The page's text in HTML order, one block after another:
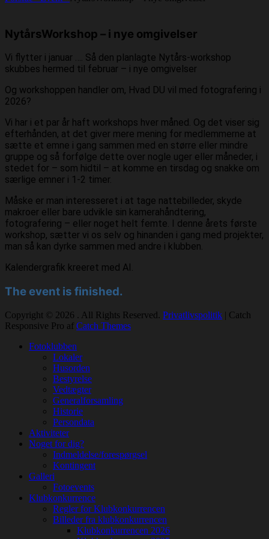
NytårsWorkshop – i nye omgivelser
Vi flytter i januar …. Så den planlagte Nytårs-workshop
skubbes hermed til februar – i nye omgivelser
Og workshoppen handler om, Hvad DU vil med fotografering i
2026?
Vi har i et par år haft workshops hver måned. Og det viser sig
efterhånden, at det giver mere mening for medlemmerne at
sætte et emne i gang sammen med en større eller mindre
gruppe og så forfølge dette over nogle uger eller måneder, i
stedet for – som hidtil – at komme en tirsdag og snakke om
særlige emner i 1-2 timer.
Måske er man interesseret i at tage nattebilleder, skyde
makroer eller bare udvikle sin kamerahåndtering,
fotografering – eller noget helt femte. I denne årets første
workshop, sætter vi os selv og hinanden i gang med projekter,
man så kan dyrke sammen med andre i klubben.
Kalendergrafik kreeret med AI.
The event is finished.
Copyright © 2026 . All Rights Reserved. Privatlivspolitik | Catch
Responsive Pro af Catch Themes
Fotoklubben
Lokaler
Husorden
Bestyrelse
Vedtægter
Generalforsamling
Historie
Persondata
Aktiviteter
Noget for dig?
Indmeldelse/forespørgsel
Kontingent
Galleri
Fotoevents
Klubkonkurrence
Regler for Klubkonkurrencen
Billeder fra klubkonkurrencen
Klubkonkurrencen 2026